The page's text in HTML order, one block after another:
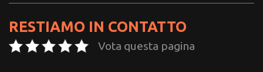
RESTIAMO IN CONTATTO
Vota questa pagina